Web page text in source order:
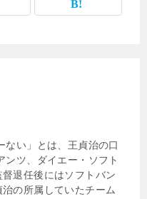
ない」とは、王貞治の口
ツ、ダイエー・ソフト
退任後にはソフトバン
の所属していたチーム